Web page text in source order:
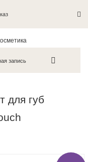
запись
для губ